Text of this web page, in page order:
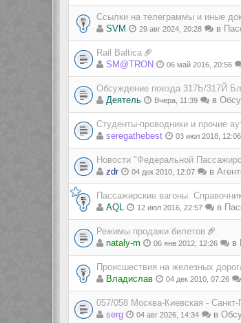
Ссылки на телеграммы и иные
SVM 29 авг 2024, 20:28 в
Rail Baltica
SM@TRON 06 май 2016, 20:56
Обсуждение поезда 317Ь/317Й
Деятель
Вчера, 11:39 в
Студенты-проводники и прочие
seregathebest 03 июл 2018, 12:06
Новости "Федеральной
zdr 04 дек 2010, 12:07 в
Пассажирские вагоны.
AQL 12 июл 2016, 22:57 в
Режимы продажи билетов
nataly-m 06 янв 2012, 12:26 в
Происшествия на железных
Владиcлав 04 дек 2010, 07:26
057/058 Москва-Киевская - Санкт-
serg
04 авг 2026, 14:34 в